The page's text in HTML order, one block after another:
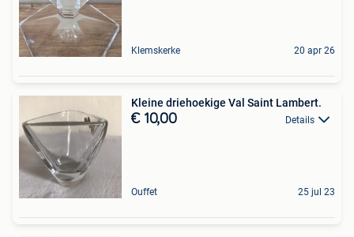
Klemskerke 20 apr 26
Kleine driehoekige Val Saint Lambert.
€ 10,00 Details
Ouffet 25 jul 23